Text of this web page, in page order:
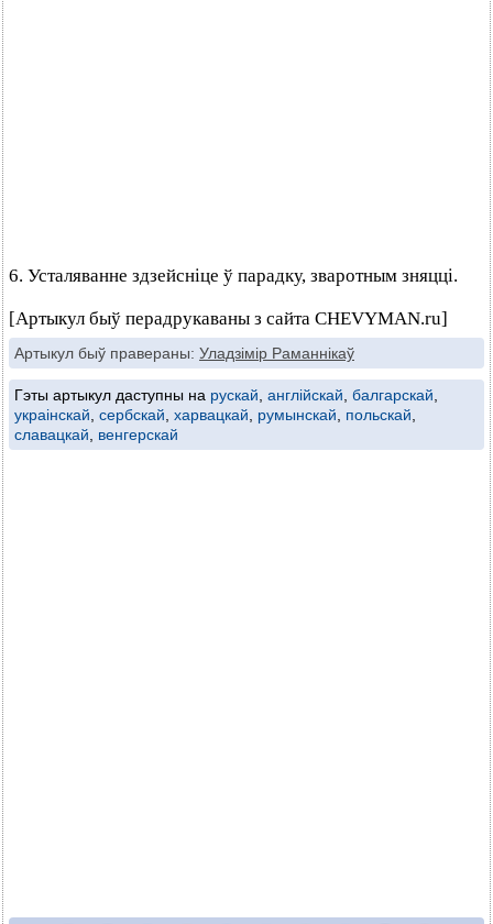
6. Усталяванне здзейсніце ў парадку, зваротным зняцці.
[Артыкул быў перадрукаваны з сайта CHEVYMAN.ru]
Артыкул быў правераны: Уладзімір Раманнікаў
Гэты артыкул даступны на рускай англійскай балгарскай
украінскай сербскай харвацкай румынскай польскай
славацкай
венгерскай